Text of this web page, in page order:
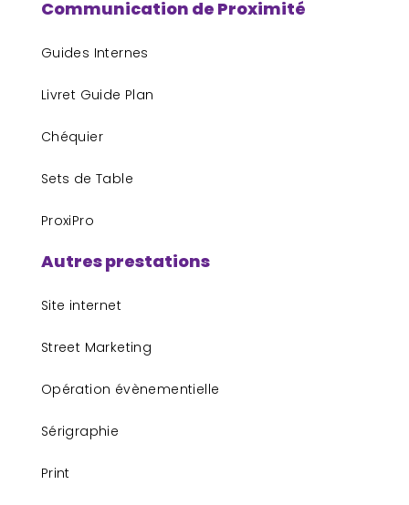
Communication de Proximité
Guides Internes
Livret Guide Plan
Chéquier
Sets de Table
ProxiPro
Autres prestations
Site internet
Street Marketing
Opération évènementielle
Sérigraphie
Print